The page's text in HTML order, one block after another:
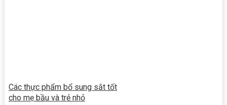
Các thực phẩm bổ sung sắt tốt
cho mẹ bầu và trẻ nhỏ